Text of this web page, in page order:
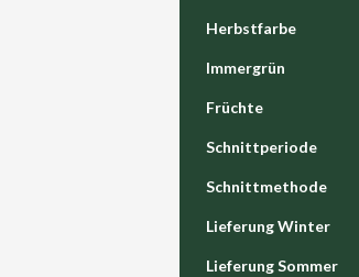
Herbstfarbe
Immergrün
Früchte
Schnittperiode
Schnittmethode
Lieferung Winter
Lieferung Sommer